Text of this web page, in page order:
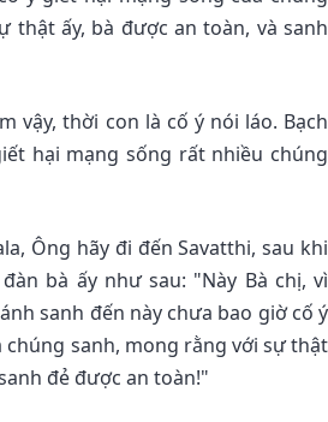
thật ấy, bà được an toàn, và sanh
vậy, thời con là cố ý nói láo. Bạch
hại mạng sống rất nhiều chúng
Ông hãy đi đến Savatthi, sau khi
bà ấy như sau: "Này Bà chị, vì
sanh đến này chưa bao giờ cố ý
chúng sanh, mong rằng với sự thật
đẻ được an toàn!"